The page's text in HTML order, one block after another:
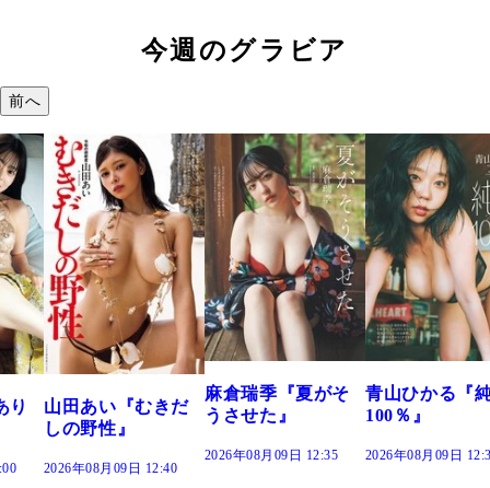
今週のグラビア
前へ
山田あい『むきだ
しの野性』
2026年08月09日 12:40
麻倉瑞季『夏がそ
うさせた』
2026年08月09日 12:35
青山ひかる『
100％』
2026年08月09日
り